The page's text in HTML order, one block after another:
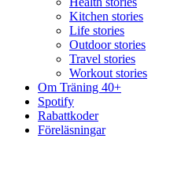
Kitchen stories
Life stories
Outdoor stories
Travel stories
Workout stories
Om Träning 40+
Spotify
Rabattkoder
Föreläsningar